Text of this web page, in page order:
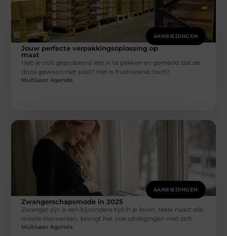
AANBIEDINGEN
Jouw perfecte verpakkingsoplossing op
maat
Heb je ooit geprobeerd iets in te pakken en gemerkt dat de
doos gewoon niet past? Het is frustrerend, toch?
Multiuser Agenda
AANBIEDINGEN
Zwangerschapsmode in 2025
Zwanger zijn is een bijzondere tijd in je leven. Maar naast alle
mooie momenten, brengt het ook uitdagingen met zich
Multiuser Agenda